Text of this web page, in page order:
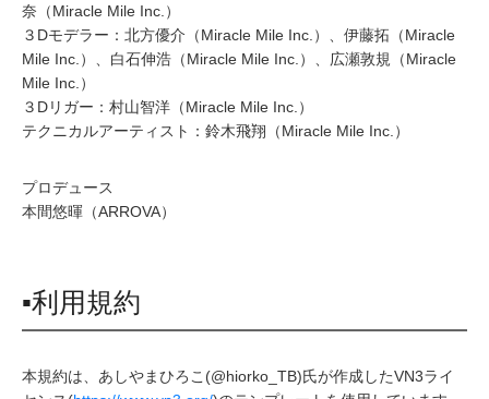
奈（Miracle Mile Inc.）
３Dモデラー：北方優介（Miracle Mile Inc.）、伊藤拓（Miracle
Mile Inc.）、白石伸浩（Miracle Mile Inc.）、広瀬敦規（Miracle
Mile Inc.）
３Dリガー：村山智洋（Miracle Mile Inc.）
テクニカルアーティスト：鈴木飛翔（Miracle Mile Inc.）
プロデュース
本間悠暉（ARROVA）
▪利用規約
本規約は、あしやまひろこ(@hiorko_TB)氏が作成したVN3ライ